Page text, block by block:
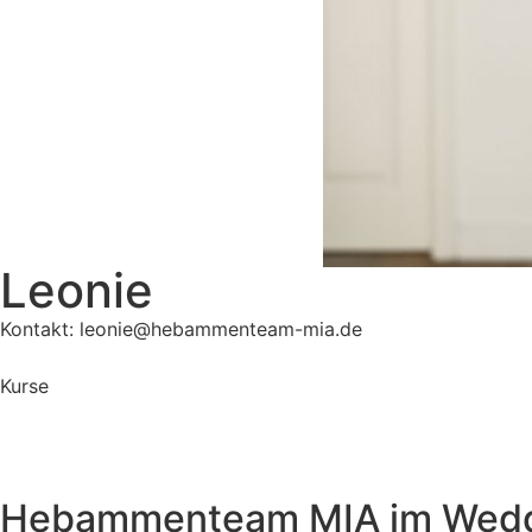
Leonie
Kontakt: leonie@hebammenteam-mia.de
Kurse
Hebammenteam MIA im